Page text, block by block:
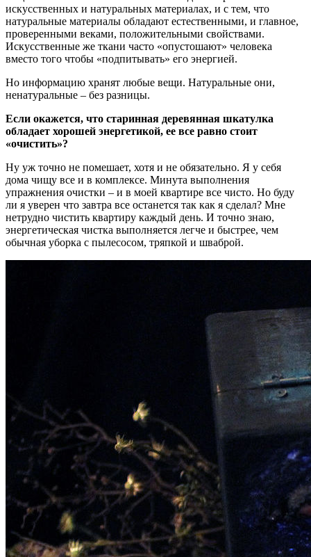
искусственных и натуральных материалах, и с тем, что
натуральные материалы обладают естественными, и главное,
проверенными веками, положительными свойствами.
Искусственные же ткани часто «опустошают» человека
вместо того чтобы «подпитывать» его энергией.
Но информацию хранят любые вещи. Натуральные они,
ненатуральные – без разницы.
Если окажется, что старинная деревянная шкатулка
обладает хорошей энергетикой, ее все равно стоит
«очистить»?
Ну уж точно не помешает, хотя и не обязательно. Я у себя
дома чищу все и в комплексе. Минута выполнения
упражнения очистки – и в моей квартире все чисто. Но буду
ли я уверен что завтра все останется так как я сделал? Мне
нетрудно чистить квартиру каждый день. И точно знаю,
энергетическая чистка выполняется легче и быстрее, чем
обычная уборка с пылесосом, тряпкой и шваброй.